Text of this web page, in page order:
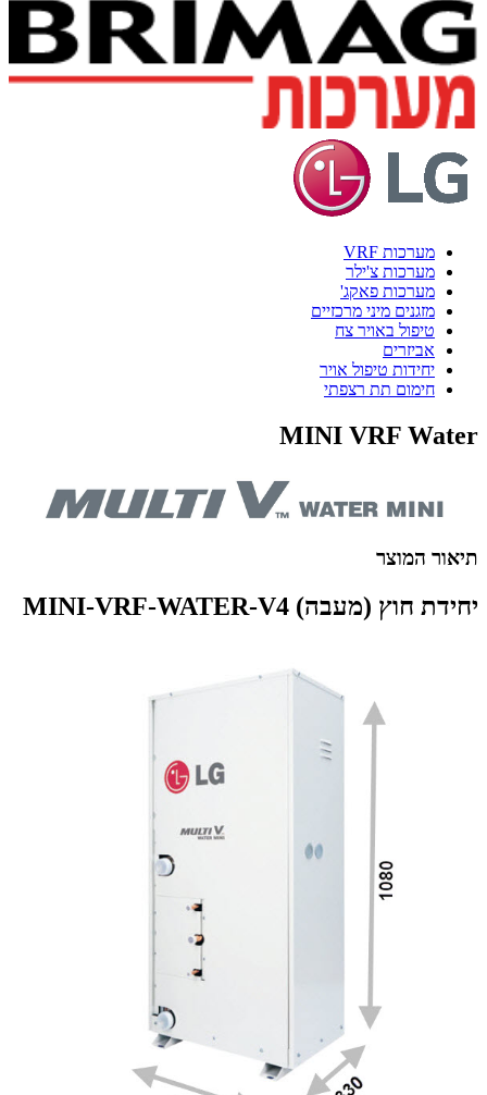
מערכות VRF
מערכות צ'ילר
מערכות פאקג'
מזגנים מיני מרכזיים
טיפול באויר צח
אביזרים
יחידות טיפול אויר
חימום תת רצפתי
MINI VRF Water
תיאור המוצר
יחידת חוץ (מעבה) MINI-VRF-WATER-V4